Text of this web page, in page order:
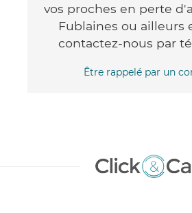
vos proches en perte
Fublaines ou ailleurs
contactez-nous par
Être rappelé par un